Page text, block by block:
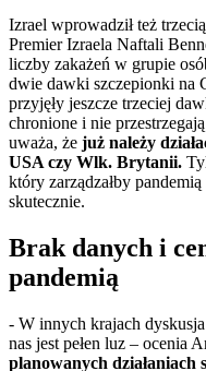
Izrael wprowadził też
Premier Izraela Naftali
liczby zakażeń w grupie
dwie dawki szczepionki na
przyjęły jeszcze trzeciej
chronione i nie
uważa, że już należy
USA czy Wlk. Brytanii.
który zarządzałby
skutecznie.
Brak danych i
pandemią
- W innych krajach
nas jest pełen luz – ocenia
planowanych działaniach